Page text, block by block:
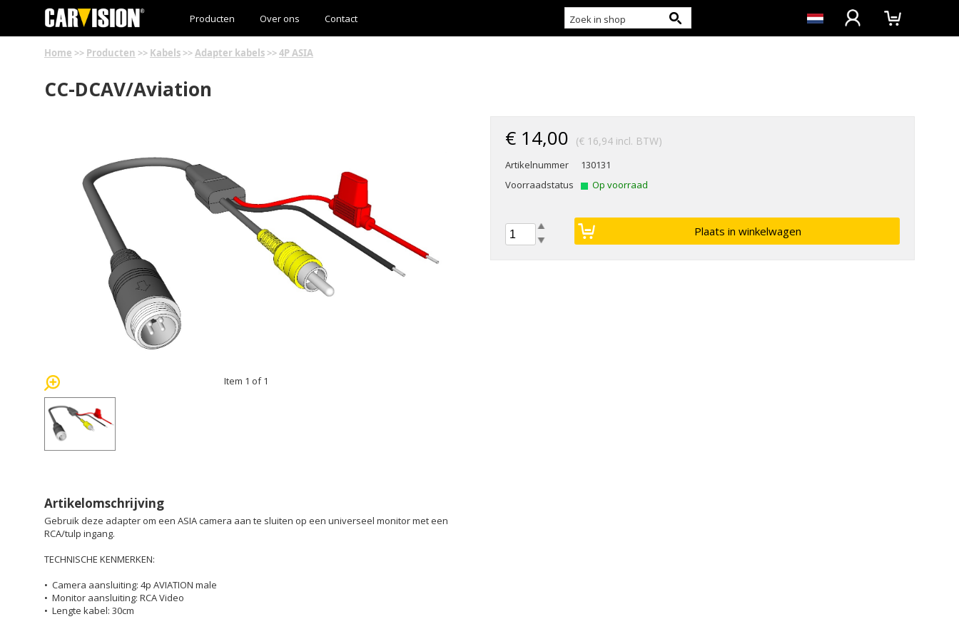
Producten Over ons Contact
Home >> Producten >> Kabels >>Adapter kabels >>4P ASIA
CC-DCAV/Aviation
Item 1 of 1
Artikelomschrijving
Gebruik deze adapter om een ASIA camera aan te sluiten op een universeel monitor met een
RCA/tulp ingang.
TECHNISCHE KENMERKEN:
• Camera aansluiting: 4p AVIATION male
• Monitor aansluiting: RCA Video
• Lengte kabel: 30cm
€ 14,00 (€ 16,94 incl. BTW)
Artikelnummer
130131
Voorraadstatus
Op voorraad